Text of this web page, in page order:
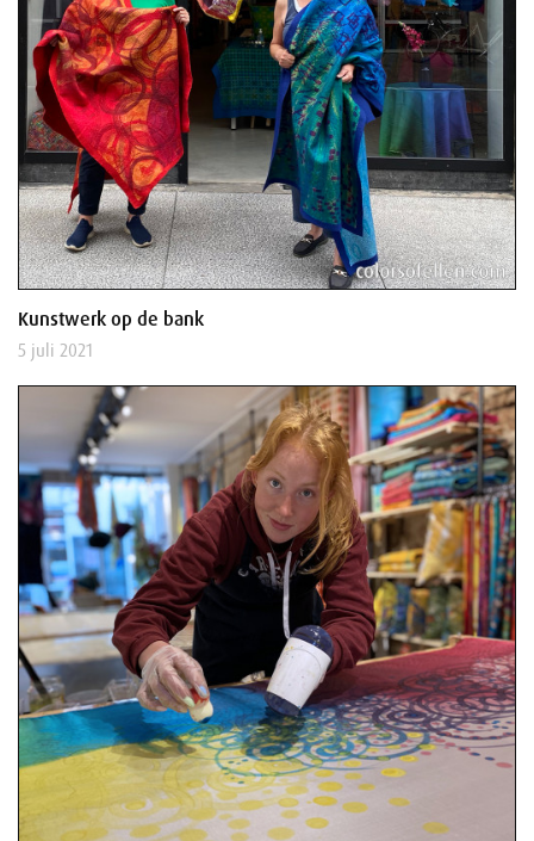
Kunstwerk op de bank
5 juli 2021